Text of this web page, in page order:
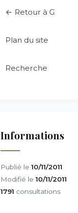
← Retour à G
Plan du site
Recherche
Informations
Publié le 10/11/2011
Modifié le 10/11/2011
1791 consultations